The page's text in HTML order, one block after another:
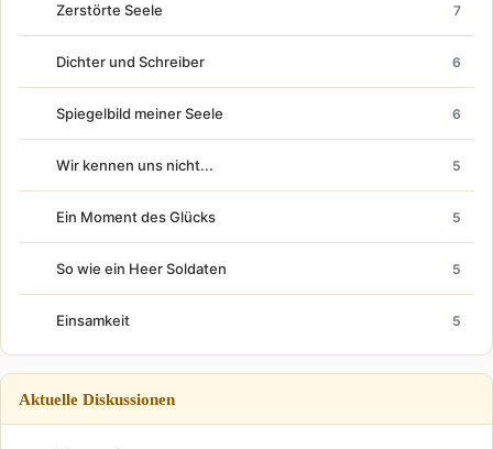
Zerstörte Seele 7
Dichter und Schreiber 6
Spiegelbild meiner Seele 6
Wir kennen uns nicht... 5
Ein Moment des Glücks 5
So wie ein Heer Soldaten 5
Einsamkeit 5
Aktuelle Diskussionen